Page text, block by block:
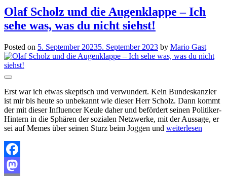
Olaf Scholz und die Augenklappe – Ich
sehe was, was du nicht siehst!
Posted on 5. September 20235. September 2023 by Mario Gast
Erst war ich etwas skeptisch und verwundert. Kein Bundeskanzler
ist mir bis heute so unbekannt wie dieser Herr Scholz. Dann kommt
der mit dieser Influencer Keule daher und befördert seinen Politiker-
Hintern in die Sphären der sozialen Netzwerke, mit der Aussage, er
sei auf Memes über seinen Sturz beim Joggen und weiterlesen
Facebook